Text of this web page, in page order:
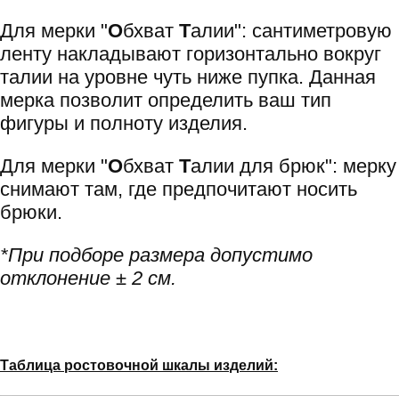
Для мерки "Обхват Талии": сантиметровую
ленту накладывают горизонтально вокруг
талии на уровне чуть ниже пупка. Данная
мерка позволит определить ваш тип
фигуры и полноту изделия.
Для мерки "Обхват Талии для брюк": мерку
снимают там, где предпочитают носить
брюки.
*При подборе размера допустимо
отклонение ± 2 см.
Таблица ростовочной шкалы изделий: